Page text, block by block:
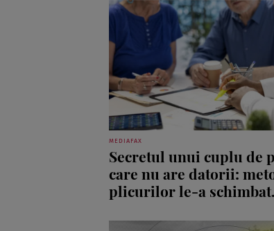
MEDIAFAX
Secretul unui cuplu de
care nu are datorii:
plicurilor le-a